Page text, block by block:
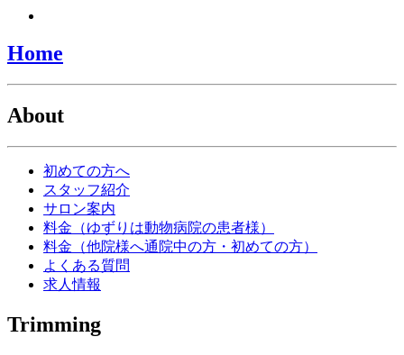
Home
About
初めての方へ
スタッフ紹介
サロン案内
料金（ゆずりは動物病院の患者様）
料金（他院様へ通院中の方・初めての方）
よくある質問
求人情報
Trimming